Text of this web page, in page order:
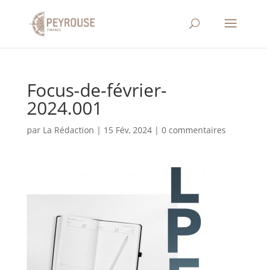
Focus-de-février-
2024.001
par La Rédaction | 15 Fév, 2024| 0 commentaires